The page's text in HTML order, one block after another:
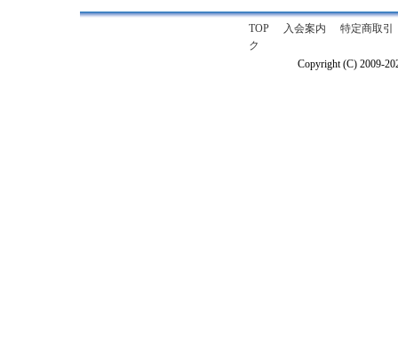
TOP 入会案内
特定商取引
ク
Copyright (C) 2009-